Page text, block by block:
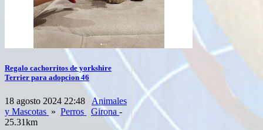
Regalo cachorritos de yorkshire
Terrier para adopcion 46
18 agosto 2024 22:48
Animales
y Mascotas » Perros Girona -
25.31km